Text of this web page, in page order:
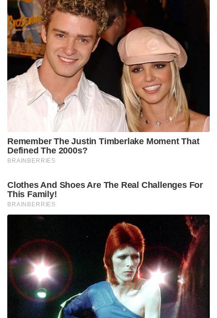
കണ്ടീഷൻ അവർക്ക് ഇഷ്ടപ്പെട്ടതുപോലെ
ഒരുക്കിയാലും അതിന്റെ ഗുണങ്ങൾ എതിർ ടീമിനും
ഉപയോഗിക്കാമല്ലോ, അതിന് അനുസരിച്ചുള്ള
സന്തുലിതമായ ടീം ആണല്ലോ എല്ലാവരും പിക്ക്
ചെയ്യുന്നത്..
Tags: IPL 2025
Chennai Mumbai
Suryakumar